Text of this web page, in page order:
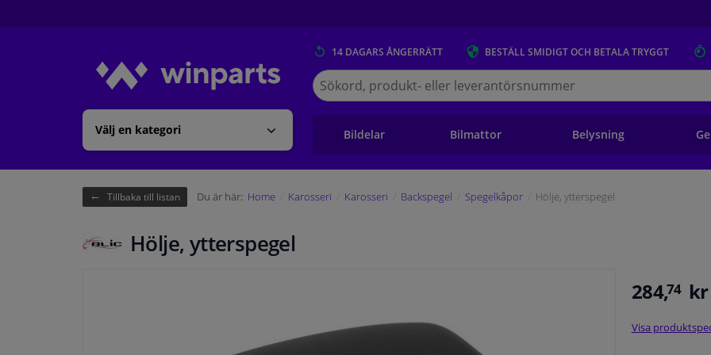
Välj en kategori
14 DAGARS ÅNGERRÄTT BESTÄLL SMIDIGT OCH BETALA TRYGGT
Sök
på
Winparts.se
Bildelar Bilmattor Belysning
Tillbaka till listan Du är här: Home Karosseri Karosseri Backspegel Spegelkåpor Hölje, ytterspegel
Hölje, ytterspegel
284,74 kr
Visa